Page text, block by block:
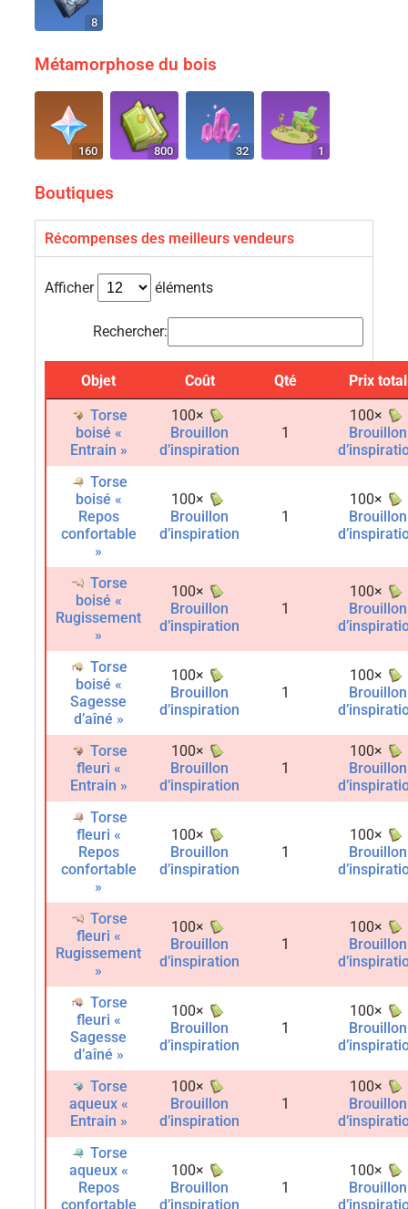
8
Métamorphose du bois
160 800 32 1
Boutiques
Récompenses des meilleurs vendeurs
Afficher éléments
Rechercher:
Objet Coût Qté
Prix total
Torse
boisé «
Entrain »
100×
Brouillon
d’inspiration
1
100×
Brouillon
Torse
boisé «
Repos
confortable
»
100×
Brouillon
d’inspiration
1
100×
Brouillon
Torse
boisé «
Rugissement
»
100×
Brouillon
d’inspiration
1
100×
Brouillon
Torse
boisé «
Sagesse
d’aîné »
100×
Brouillon
d’inspiration
1
100×
Brouillon
Torse
fleuri «
Entrain »
100×
Brouillon
d’inspiration
1
100×
Brouillon
Torse
fleuri «
Repos
confortable
»
100×
Brouillon
d’inspiration
1
100×
Brouillon
Torse
fleuri «
Rugissement
»
100×
Brouillon
d’inspiration
1
100×
Brouillon
Torse
fleuri «
Sagesse
d’aîné »
100×
Brouillon
d’inspiration
1
100×
Brouillon
Torse
aqueux «
Entrain »
100×
Brouillon
d’inspiration
1
100×
Brouillon
Torse
aqueux «
Repos
confortable
100×
Brouillon
d’inspiration
1
100×
Brouillon